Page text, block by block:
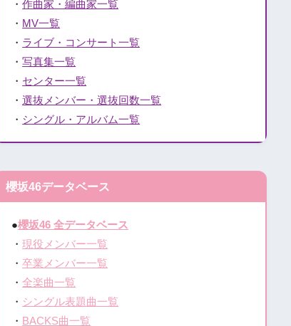
・作曲家・編曲家一覧
・ MV一覧
・ ライブ・コンサート一覧
・写真集一覧
・ センター一覧
・選抜メンバー・選抜回数一覧
・ シングル・アルバム一覧
櫻坂46データベース
●櫻坂46 全データベース
・現役メンバー一覧
・卒業メンバー一覧
・全楽曲一覧
・ シングル表題曲一覧
・ BACKS曲一覧